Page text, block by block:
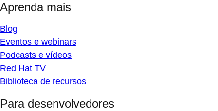
Aprenda mais
Blog
Eventos e webinars
Podcasts e vídeos
Red Hat TV
Biblioteca de recursos
Para desenvolvedores